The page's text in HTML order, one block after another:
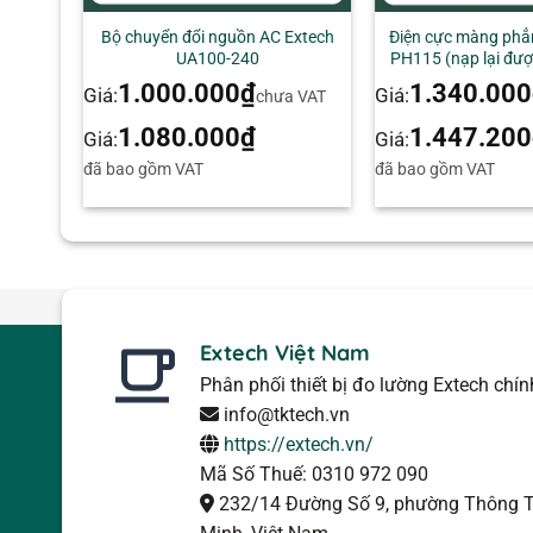
Bộ chuyển đổi nguồn AC Extech
UA100-240
Giá:1.000.000₫chưa VAT
Giá:1.080.000₫
đã bao gồm VAT
Điện cực màng
PH115 (nạp lại
Giá:1.340.000
Giá:1.447.200
đã bao gồm VAT
Extech Việt Nam
Phân phối thiết bị đo lường Extech
info@tktech.vn
https://extech.vn/
Mã Số Thuế: 0310 972 090
232/14 Đường Số 9, phường Thông